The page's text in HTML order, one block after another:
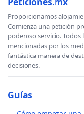
Proporcionamos
Comienza una petición
poderoso servicio. Todos
mencionadas por los
fantástica manera de
decisiones.
Guías